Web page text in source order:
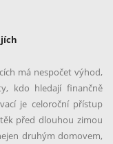
má nespočet výhod,
kdo hledají finančně
je celoroční přístup
před dlouhou zimou
druhým domovem,